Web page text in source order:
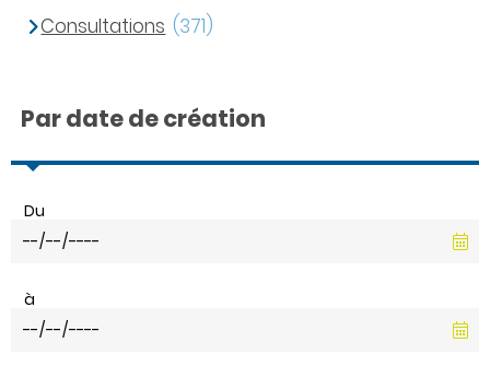
Consultations (371)
Par date de création
Du
à